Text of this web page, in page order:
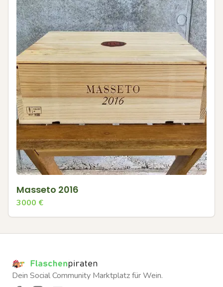
Masseto 2016
3000 €
Dein Social Community Marktplatz für Wein.